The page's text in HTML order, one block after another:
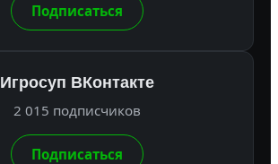
Подписаться
Игросуп ВКонтакте
2 015 подписчиков
Подписаться